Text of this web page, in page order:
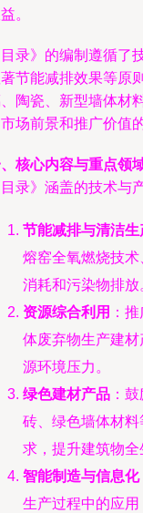
。
录》的编制遵循了
节能减排效果等原
陶瓷、新型墙体材
场前景和推广价值
核心内容与重点领
录》涵盖的技术与
节能减排与清洁生
熔窑全氧燃烧技
消耗和污染物排放
资源综合利用 ：
体废弃物生产建
源环境压力。
绿色建材产品 ：
砖、绿色墙体材
求，提升建筑物全
智能制造与信息化
生产过程中的应